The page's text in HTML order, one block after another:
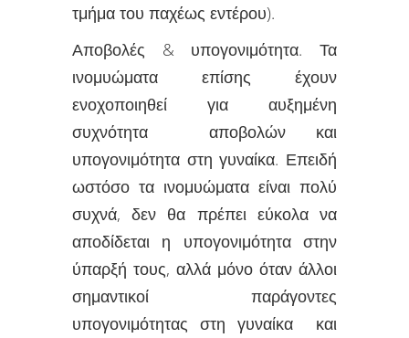
τμήμα του παχέως εντέρου).
Αποβολές & υπογονιμότητα. Τα
ινομυώματα επίσης έχουν
ενοχοποιηθεί για αυξημένη
συχνότητα αποβολών και
υπογονιμότητα στη γυναίκα. Επειδή
ωστόσο τα ινομυώματα είναι πολύ
συχνά, δεν θα πρέπει εύκολα να
αποδίδεται η υπογονιμότητα στην
ύπαρξή τους, αλλά μόνο όταν άλλοι
σημαντικοί παράγοντες
υπογονιμότητας στη γυναίκα και